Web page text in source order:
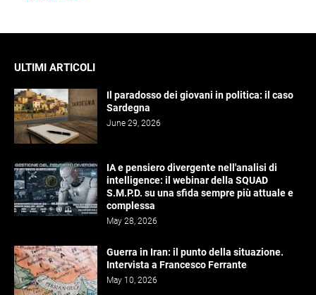
ULTIMI ARTICOLI
Il paradosso dei giovani in politica: il caso
Sardegna
June 29, 2026
IA e pensiero divergente nell'analisi di
intelligence: il webinar della SQUAD
S.M.P.D. su una sfida sempre più attuale e
complessa
May 28, 2026
Guerra in Iran: il punto della situazione.
Intervista a Francesco Ferrante
May 10, 2026